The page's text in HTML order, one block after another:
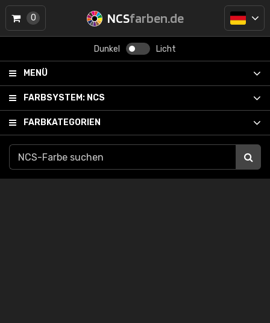
NCSfarben.de
Dunkel Licht
MENÜ
FARBSYSTEM: NCS
FARBKATEGORIEN
0